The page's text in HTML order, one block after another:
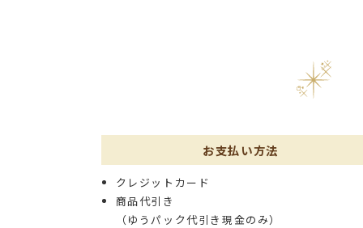
お支払い方法
クレジットカード
商品代引き
（ゆうパック代引き現金のみ）